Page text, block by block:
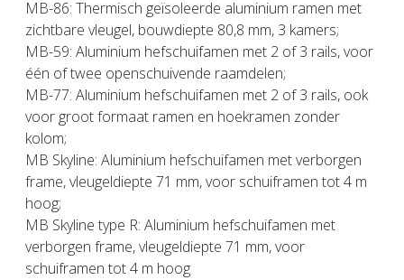
MB-86: Thermisch geïsoleerde aluminium ramen met
zichtbare vleugel, bouwdiepte 80,8 mm, 3 kamers;
MB-59: Aluminium hefschuifamen met 2 of 3 rails, voor
één of twee openschuivende raamdelen;
MB-77: Aluminium hefschuifamen met 2 of 3 rails, ook
voor groot formaat ramen en hoekramen zonder
kolom;
MB Skyline: Aluminium hefschuifamen met verborgen
frame, vleugeldiepte 71 mm, voor schuiframen tot 4 m
hoog;
MB Skyline type R: Aluminium hefschuifamen met
verborgen frame, vleugeldiepte 71 mm, voor
schuiframen tot 4 m hoog